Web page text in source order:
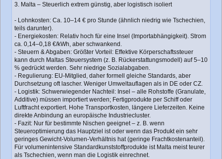
3. Malta – Steuerlich extrem günstig, aber logistisch isoliert
- Lohnkosten: Ca. 10–14 € pro Stunde (ähnlich niedrig wie Tschechien,
teils darunter).
- Energiekosten: Relativ hoch für eine Insel (Importabhängigkeit). Strom
ca. 0,14–0,18 €/kWh, aber schwankend.
- Steuern & Abgaben: Größter Vorteil: Effektive Körperschaftssteuer
kann durch Maltas Steuersystem (z. B. Rückerstattungsmodell) auf 5–10
% gedrückt werden. Sehr niedrige Sozialabgaben.
- Regulierung: EU-Mitglied, daher formell gleiche Standards, aber
Durchsetzung oft lascher. Weniger Umweltauflagen als in DE oder CZ.
- Logistik: Schwerwiegender Nachteil: Insel – alle Rohstoffe (Granulate,
Additive) müssen importiert werden; Fertigprodukte per Schiff oder
Luftfracht exportiert. Hohe Transportkosten, längere Lieferzeiten. Keine
direkte Anbindung an europäische Industriecluster.
- Fazit: Nur für bestimmte Nischen geeignet – z. B. wenn
Steueroptimierung das Hauptziel ist oder wenn das Produkt ein sehr
geringes Gewicht-Volumen-Verhältnis hat (geringe Frachtkostenanteil).
Für volumenintensive Standardkunststoffprodukte ist Malta meist teurer
als Tschechien, wenn man die Logistik einrechnet.